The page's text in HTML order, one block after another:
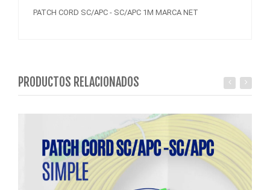
PATCH CORD SC/APC - SC/APC 1M MARCA NET
PRODUCTOS RELACIONADOS